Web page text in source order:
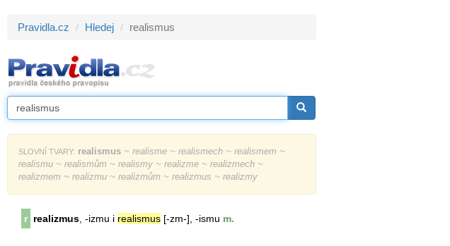
Pravidla.cz Hledej realismus
SLOVNÍ TVARY: realismus ~ realisme ~ realismech ~ realismem ~
realismu ~ realismům ~ realismy ~ realizme ~ realizmech ~
realizmem ~ realizmu ~ realizmům ~ realizmus ~ realizmy
r realizmus , -izmu i realismus [-zm-], -ismu m.